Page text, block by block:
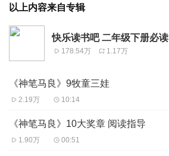
以上内容来自专辑
快乐读书吧 二年级下册必读
178.54万 1.17万
《神笔马良》9牧童三娃
2.19万 10:14
《神笔马良》10大奖章 阅读指导
1.90万 00:51